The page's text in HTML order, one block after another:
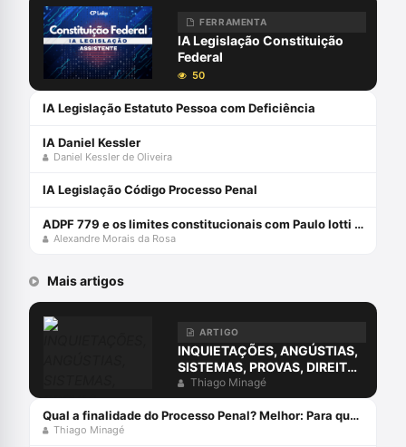
FERRAMENTA
IA Legislação Constituição
Federal
50
IA Legislação Estatuto Pessoa com Deficiência
IA Daniel Kessler
Daniel Kessler de Oliveira
IA Legislação Código Processo Penal
ADPF 779 e os limites constitucionais com Paulo Iotti e Alexandre Morais da Rosa
Alexandre Morais da Rosa
Mais artigos
ARTIGO
INQUIETAÇÕES, ANGÚSTIAS,
SISTEMAS, PROVAS, DIREITO
E O ERRO DA COMPREENSÃO
JURÍDICA ESTUDANDO
APENAS O DIREITO.
Thiago Minagé
Qual a finalidade do Processo Penal? Melhor: Para que serve o Processo Penal?
Thiago Minagé